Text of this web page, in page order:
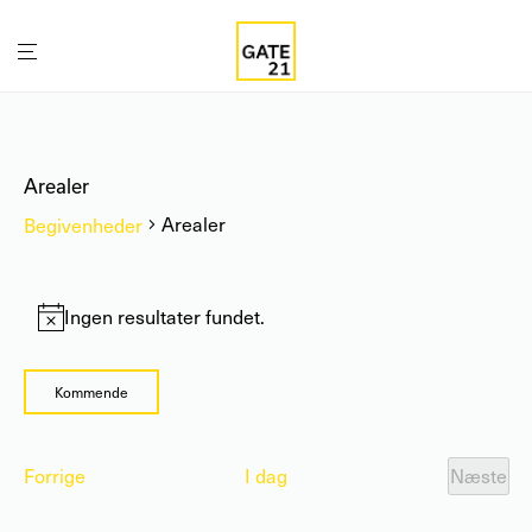
Arealer
Begivenheder Arealer
Notice
Ingen resultater fundet.
Kommende
dato.
of
ForrigeBegivenheder I dag
Næste